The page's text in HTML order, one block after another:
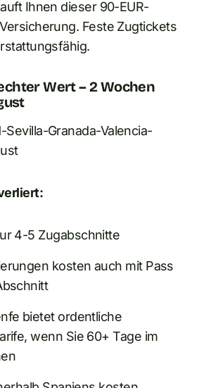
Ihnen dieser 90-EUR-
Feste Zugtickets
Wert – 2 Wochen
Sevilla-Granada-Valencia-
4-5 Zugabschnitte
kosten auch mit Pass
bietet ordentliche
wenn Sie 60+ Tage im